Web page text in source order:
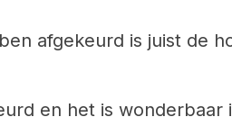
afgekeurd is juist de
en het is wonderbaar